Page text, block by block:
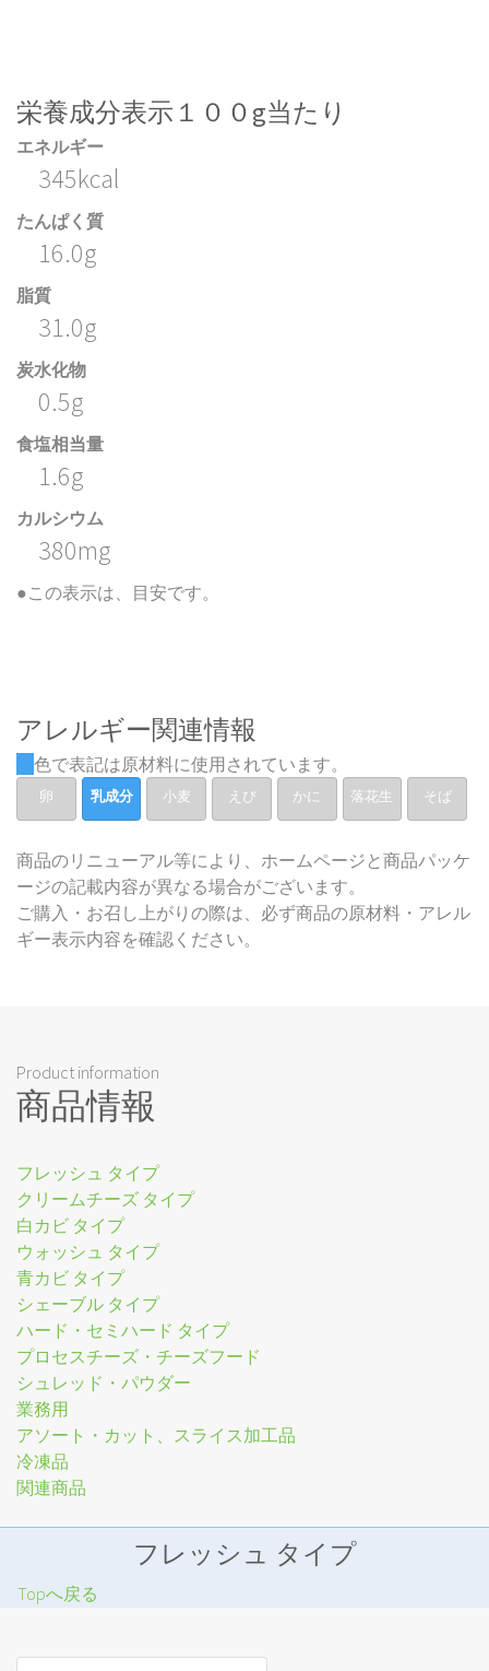
栄養成分表示１００g当たり
エネルギー
345kcal
たんぱく質
16.0g
脂質
31.0g
炭水化物
0.5g
食塩相当量
1.6g
カルシウム
380mg
●この表示は、目安です。
アレルギー関連情報
色で表記は原材料に使用されています。
卵 乳成分 小麦 えび かに 落花生 そば
商品のリニューアル等により、ホームページと商品パッケ
ージの記載内容が異なる場合がございます。
ご購入・お召し上がりの際は、必ず商品の原材料・アレル
ギー表示内容を確認ください。
Product information
商品情報
フレッシュ タイプ
クリームチーズ タイプ
白カビ タイプ
ウォッシュ タイプ
青カビ タイプ
シェーブル タイプ
ハード・セミハード タイプ
プロセスチーズ・チーズフード
シュレッド・パウダー
業務用
アソート・カット、スライス加工品
冷凍品
関連商品
フレッシュ タイプ
Topへ戻る